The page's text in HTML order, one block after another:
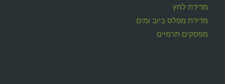
מדידת לחץ
מדידת מפלס ביוב ומים
מפסקים תרמיים